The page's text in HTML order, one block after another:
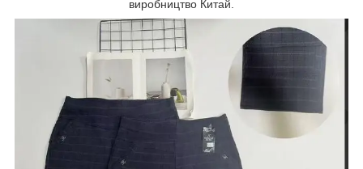
виробництво Китай.